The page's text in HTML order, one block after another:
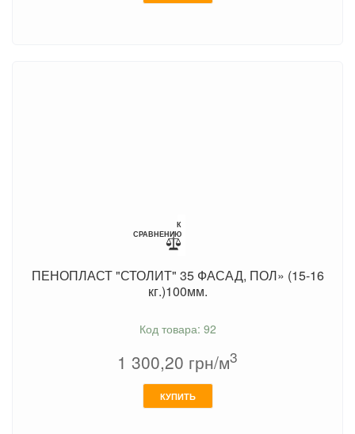
К
СРАВНЕНИЮ
ПЕНОПЛАСТ "СТОЛИТ" 35 ФАСАД, ПОЛ» (15-16
кг.)100мм.
Код товара: 92
1 300,20 грн/м3
КУПИТЬ